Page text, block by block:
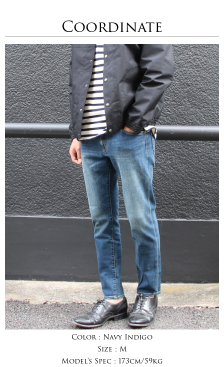
Coordinate
Color : Navy Indigo
Size : M
Model's Spec : 173cm/59kg